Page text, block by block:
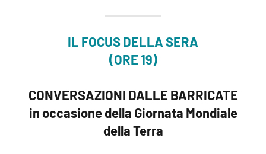
IL FOCUS DELLA SERA
(ORE 19)
CONVERSAZIONI DALLE BARRICATE
in occasione della Giornata Mondiale
della Terra